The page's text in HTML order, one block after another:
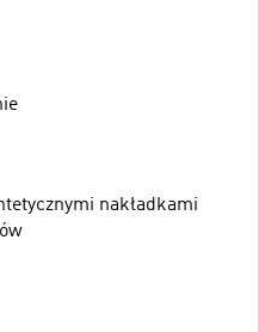
nakładkami